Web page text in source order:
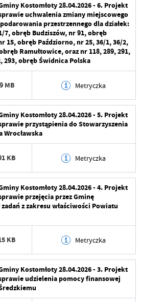
2026-04-23 10:16:35
Maja Żurawek
2026-04-23 10:15:52
Maja Żurawek
2026-04-23 10:15:52
Kostomłoty 28.04.2026 - 6. Projekt
uchwalenia zmiany miejscowego
przestrzennego dla działek:
7, obręb Budziszów, nr 91, obręb
15, obręb Paździorno, nr 25, 36/1, 36/2,
Ramułtowice, oraz nr 118, 289, 291,
293, obręb Świdnica Polska
MB Metryczka
2026-04-23 10:15:09
Kostomłoty 28.04.2026 - 5. Projekt
przystąpienia do Stowarzyszenia
Wrocławska
KB Metryczka
Maja Żurawek
2026-04-23 10:13:46
Kostomłoty 28.04.2026 - 4. Projekt
przejęcia przez Gminę
z zakresu właściwości Powiatu
KB Metryczka
Kostomłoty 28.04.2026 - 3. Projekt
udzielenia pomocy finansowej